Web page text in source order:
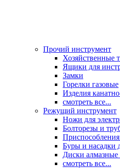
Прочий инструмент
Хозяйственные
Ящики для
Замки
Горелки газовые
Изделия
смотреть все...
Режущий инструмент
Ножи для
Болторезы и
Буры и насадки
Диски алмазные
смотреть все...